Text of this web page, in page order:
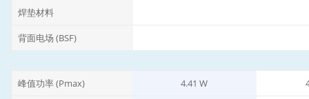
焊垫材料
背面电场 (BSF)
峰值功率 (Pmax) 4.41 W